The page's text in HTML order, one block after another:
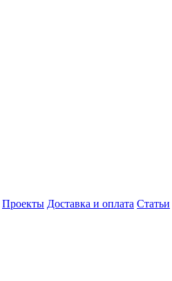
Проекты Доставка и оплата Статьи